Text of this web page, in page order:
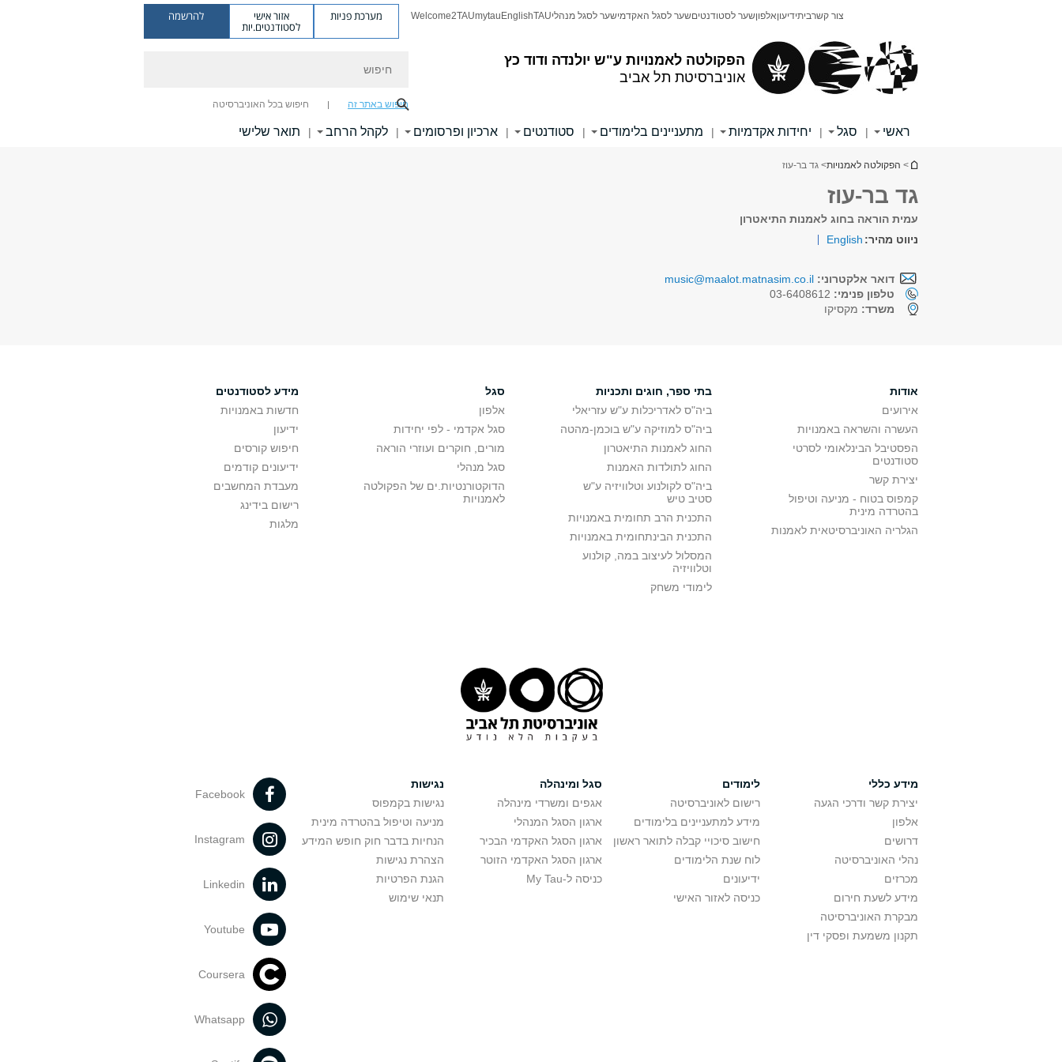
הפקולטה לאמנויות ע"ש יולנדה ודוד כץ
אוניברסיטת תל אביב
צור קשרביתידיעוןאלפוןשער לסטודנטיםשער לסגל האקדמישער לסגל מנהליTAU
English
mytau
Welcome2TAU מערכת פניות אזור אישי
לסטודנטים.יות
להרשמה
חיפוש באתר זה חיפוש בכל האוניברסיטה
ראשי | סגל | יחידות אקדמיות | מתעניינים בלימודים | סטודנטים | ארכיון ופרסומים | לקהל הרחב | תואר שלישי
הינך נמצא כאן
> הפקולטה לאמנויות> גד בר-עוז
גד בר-עוז
עמית הוראה בחוג לאמנות התיאטרון
ניווט מהיר: English
דואר אלקטרוני: music@maalot.matnasim.co.il
טלפון פנימי:
משרד: מקסיקו
אודות
אירועים
העשרה והשראה באמנויות
הפסטיבל הבינלאומי לסרטי
סטודנטים
יצירת קשר
קמפוס בטוח - מניעה וטיפול
בהטרדה מינית
הגלריה האוניברסיטאית לאמנות
בתי ספר, חוגים ותכניות
ביה"ס לאדריכלות ע"ש עזריאלי
ביה"ס למוזיקה ע"ש בוכמן-מהטה
החוג לאמנות התיאטרון
החוג לתולדות האמנות
ביה"ס לקולנוע וטלוויזיה ע"ש
סטיב טיש
התכנית הרב תחומית באמנויות
התכנית הבינתחומית באמנויות
המסלול לעיצוב במה, קולנוע
וטלוויזיה
לימודי משחק
סגל
אלפון
סגל אקדמי - לפי יחידות
מורים, חוקרים ועוזרי הוראה
סגל מנהלי
הדוקטורנטיות.ים של הפקולטה
לאמנויות
מידע לסטודנטים
חדשות באמנויות
ידיעון
חיפוש קורסים
ידיעונים קודמים
מעבדת המחשבים
רישום בידינג
מלגות
מידע כללי
יצירת קשר ודרכי הגעה
אלפון
דרושים
נהלי האוניברסיטה
מכרזים
מידע לשעת חירום
מבקרת האוניברסיטה
תקנון משמעת ופסקי דין
לימודים
רישום לאוניברסיטה
מידע למתעניינים בלימודים
חישוב סיכויי קבלה לתואר ראשון
לוח שנת הלימודים
ידיעונים
כניסה לאזור האישי
סגל ומינהלה
אגפים ומשרדי מינהלה
ארגון הסגל המנהלי
ארגון הסגל האקדמי הבכיר
ארגון הסגל האקדמי הזוטר
כניסה ל-My Tau
נגישות
נגישות בקמפוס
מניעה וטיפול בהטרדה מינית
הנחיות בדבר חוק חופש המידע
הצהרת נגישות
הגנת הפרטיות
תנאי שימוש
Facebook
Instagram
Linkedin
Youtube
Coursera
Whatsapp